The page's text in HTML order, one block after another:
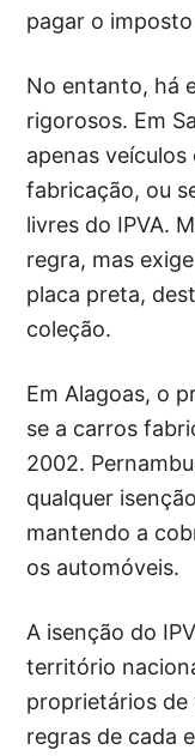
pagar o
No entanto, há
rigorosos. Em
apenas
fabricação, ou
livres do IPVA.
regra, mas
placa preta,
coleção.
Em Alagoas, o
se a carros
2002.
qualquer
mantendo a
os automóveis.
A isenção do
território
proprietários de
regras de cada